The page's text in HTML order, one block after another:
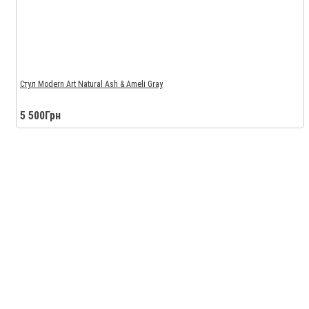
Стул Modern Art Natural Ash & Ameli Gray
5 500Грн